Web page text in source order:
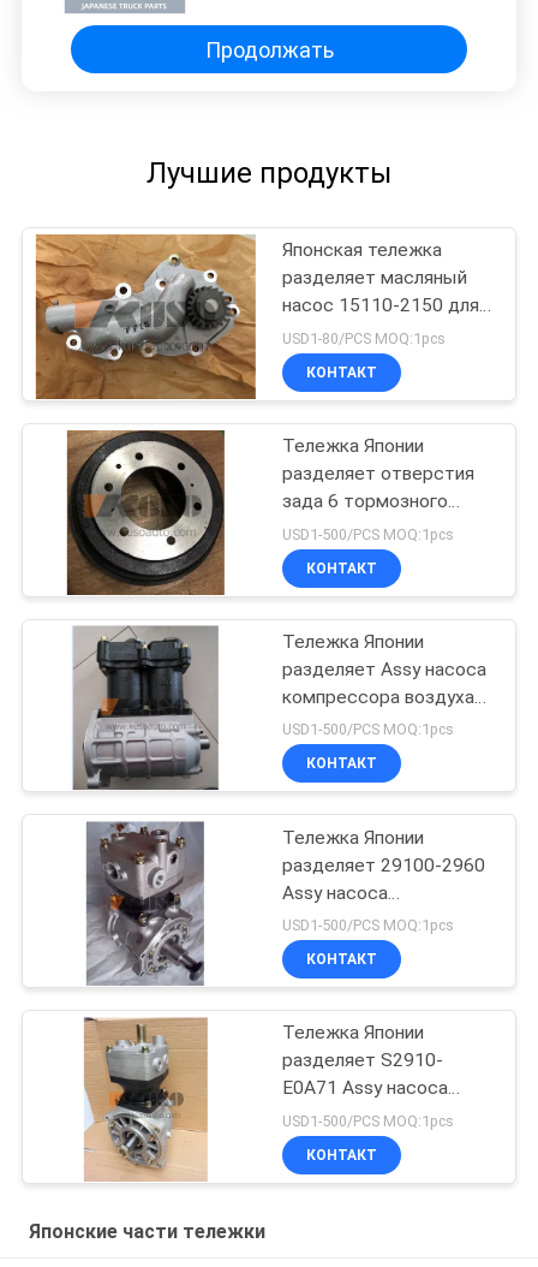
6D16
Продолжать
Лучшие продукты
Японская тележка
разделяет масляный
насос 15110-2150 для
ренджера J08C/J08E
HINO 500
USD1-80/PCS MOQ:1pcs
КОНТАКТ
Тележка Японии
разделяет отверстия
зада 6 тормозного
барабана 43512-0W050
на HINO 300 Dutro
N04C/N04CT
USD1-500/PCS MOQ:1pcs
КОНТАКТ
Тележка Японии
разделяет Assy насоса
компрессора воздуха
29100-2364 для
РЕНДЖЕРА
J08CT/J08C l бренда
USD1-500/PCS MOQ:1pcs
КОНТАКТ
Тележка Японии
разделяет 29100-2960
Assy насоса
компрессора воздуха 2
слоев для бренда HINO
700 Profia E13C HNTC
USD1-500/PCS MOQ:1pcs
КОНТАКТ
Тележка Японии
разделяет S2910-
E0A71 Assy насоса
компрессора воздуха 3
слоев для бренда HINO
700 Profia E13C HNTC
USD1-500/PCS MOQ:1pcs
КОНТАКТ
Японские части тележки